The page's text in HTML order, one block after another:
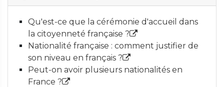
Qu'est-ce que la cérémonie d'accueil dans
la citoyenneté française ?
Nationalité française : comment justifier de
son niveau en français ?
Peut-on avoir plusieurs nationalités en
France ?